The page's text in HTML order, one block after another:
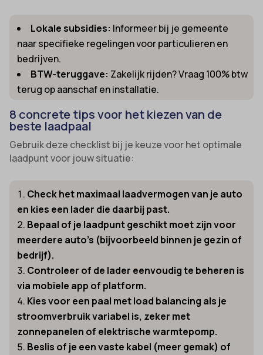
Lokale subsidies: Informeer bij je gemeente
naar specifieke regelingen voor particulieren en
bedrijven.
BTW-teruggave: Zakelijk rijden? Vraag 100% btw
terug op aanschaf en installatie.
8 concrete tips voor het kiezen van de
beste laadpaal
Gebruik deze checklist bij je keuze voor het optimale
laadpunt voor jouw situatie:
Check het maximaal laadvermogen van je auto
en kies een lader die daarbij past.
Bepaal of je laadpunt geschikt moet zijn voor
meerdere auto’s (bijvoorbeeld binnen je gezin of
bedrijf).
Controleer of de lader eenvoudig te beheren is
via mobiele app of platform.
Kies voor een paal met load balancing als je
stroomverbruik variabel is, zeker met
zonnepanelen of elektrische warmtepomp.
Beslis of je een vaste kabel (meer gemak) of